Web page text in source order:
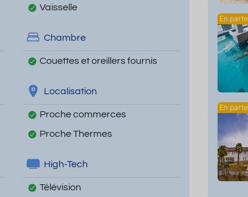
Vaisselle
Chambre
Couettes et oreillers fournis
Localisation
Proche commerces
Proche Thermes
High-Tech
Télévision